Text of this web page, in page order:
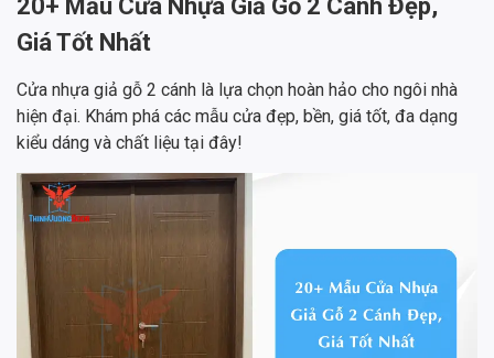
20+ Mẫu Cửa Nhựa Giả Gỗ 2 Cánh Đẹp,
Giá Tốt Nhất
Cửa nhựa giả gỗ 2 cánh là lựa chọn hoàn hảo cho ngôi nhà
hiện đại. Khám phá các mẫu cửa đẹp, bền, giá tốt, đa dạng
kiểu dáng và chất liệu tại đây!